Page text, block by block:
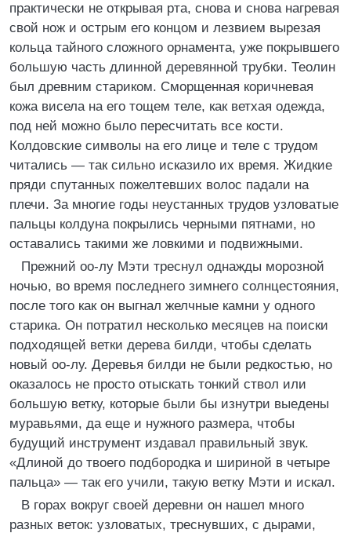
практически не открывая рта, снова и снова нагревая
свой нож и острым его концом и лезвием вырезая
кольца тайного сложного орнамента, уже покрывшего
большую часть длинной деревянной трубки. Теолин
был древним стариком. Сморщенная коричневая
кожа висела на его тощем теле, как ветхая одежда,
под ней можно было пересчитать все кости.
Колдовские символы на его лице и теле с трудом
читались — так сильно исказило их время. Жидкие
пряди спутанных пожелтевших волос падали на
плечи. За многие годы неустанных трудов узловатые
пальцы колдуна покрылись черными пятнами, но
оставались такими же ловкими и подвижными.
Прежний оо-лу Мэти треснул однажды морозной
ночью, во время последнего зимнего солнцестояния,
после того как он выгнал желчные камни у одного
старика. Он потратил несколько месяцев на поиски
подходящей ветки дерева билди, чтобы сделать
новый оо-лу. Деревья билди не были редкостью, но
оказалось не просто отыскать тонкий ствол или
большую ветку, которые были бы изнутри выедены
муравьями, да еще и нужного размера, чтобы
будущий инструмент издавал правильный звук.
«Длиной до твоего подбородка и шириной в четыре
пальца» — так его учили, такую ветку Мэти и искал.
В горах вокруг своей деревни он нашел много
разных веток: узловатых, треснувших, с дырами,